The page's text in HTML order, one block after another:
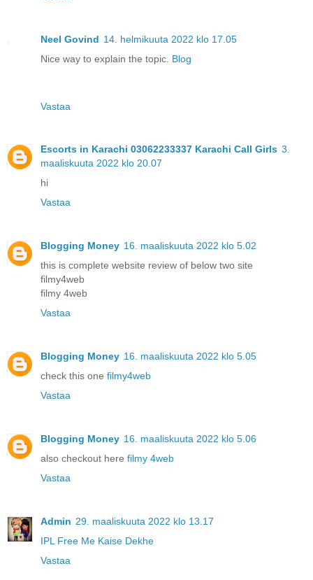
Neel Govind 14. helmikuuta 2022 klo 17.05
Nice way to explain the topic. Blog
Vastaa
Escorts in Karachi 03062233337 Karachi Call Girls 3.
maaliskuuta 2022 klo 20.07
hi
Vastaa
Blogging Money 16. maaliskuuta 2022 klo 5.02
this is complete website review of below two site
filmy4web
filmy 4web
Vastaa
Blogging Money 16. maaliskuuta 2022 klo 5.05
check this one filmy4web
Vastaa
Blogging Money 16. maaliskuuta 2022 klo 5.06
also checkout here filmy 4web
Vastaa
Admin 29. maaliskuuta 2022 klo 13.17
IPL Free Me Kaise Dekhe
Vastaa